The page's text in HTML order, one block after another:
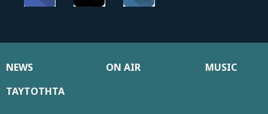
NEWS ON AIR
MUSIC
ΤΑΥΤΟΤΗΤΑ